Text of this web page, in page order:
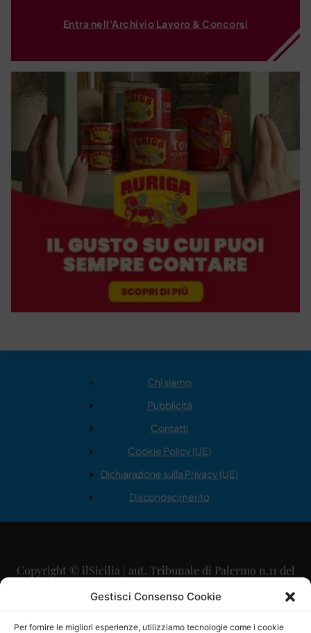
Gestisci Consenso Cookie
Per fornire le migliori esperienze, utilizziamo tecnologie come i cookie
Entra nell'Archivio Lavoro & Concorsi
Chi siamo
Pubblicità
Contatti
Cookie Policy (UE)
Dichiarazione sulla Privacy (UE)
Disconoscimento
Copyright © ilSicilia | aut. Tribunale di Palermo n.11 del
29/09/2015